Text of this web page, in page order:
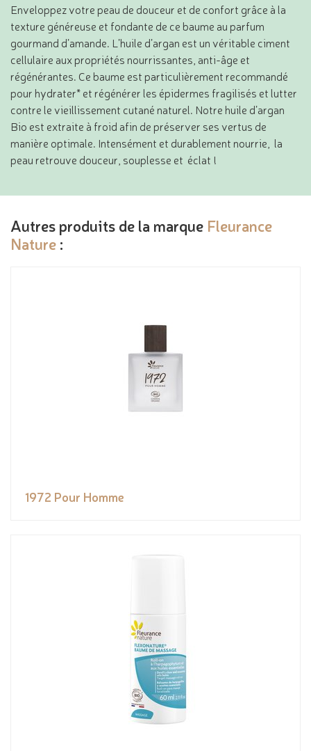
Enveloppez votre peau de douceur et de confort grâce à la
texture généreuse et fondante de ce baume au parfum
gourmand d’amande. L’huile d’argan est un véritable ciment
cellulaire aux propriétés nourrissantes, anti-âge et
régénérantes. Ce baume est particulièrement recommandé
pour hydrater* et régénérer les épidermes fragilisés et lutter
contre le vieillissement cutané naturel. Notre huile d’argan
Bio est extraite à froid afin de préserver ses vertus de
manière optimale. Intensément et durablement nourrie, la
peau retrouve douceur, souplesse et éclat !
Autres produits de la marque Fleurance
Nature :
1972 Pour Homme